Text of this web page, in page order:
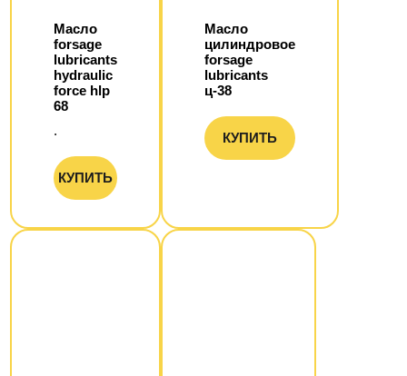
Масло
forsage
lubricants
hydraulic
force hlp
68
.
КУПИТЬ
Масло
цилиндровое
forsage
lubricants
ц-38
КУПИТЬ